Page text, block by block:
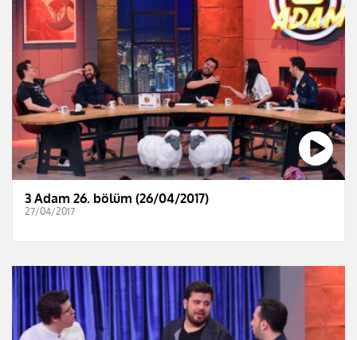
3 Adam 26. bölüm (26/04/2017)
27/04/2017